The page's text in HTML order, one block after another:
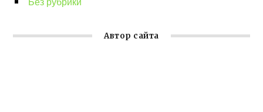
Автор сайта